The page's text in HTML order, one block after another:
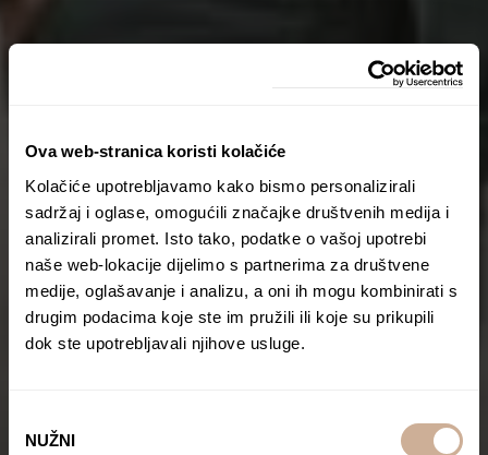
Ova web-stranica koristi kolačiće
Kolačiće upotrebljavamo kako bismo personalizirali
sadržaj i oglase, omogućili značajke društvenih medija i
analizirali promet. Isto tako, podatke o vašoj upotrebi
naše web-lokacije dijelimo s partnerima za društvene
medije, oglašavanje i analizu, a oni ih mogu kombinirati s
drugim podacima koje ste im pružili ili koje su prikupili
dok ste upotrebljavali njihove usluge.
pristanka
NUŽNI